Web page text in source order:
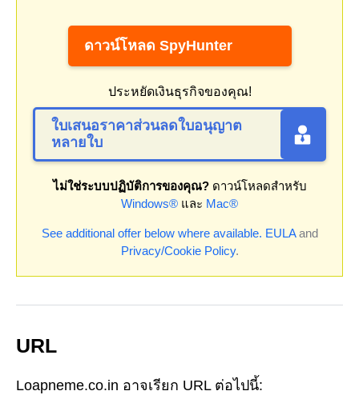
ดาวน์โหลด SpyHunter
ประหยัดเงินธุรกิจของคุณ!
ใบเสนอราคาส่วนลดใบอนุญาต
หลายใบ
ไม่ใช่ระบบปฏิบัติการของคุณ?ดาวน์โหลดสำหรับ
Windows® และ Mac®
See additional offer below where available. EULAand
Privacy/Cookie Policy.
URL
Loapneme.co.in อาจเรียก URL ต่อไปนี้: